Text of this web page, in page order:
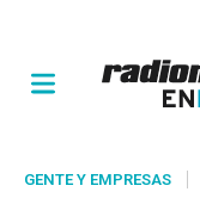
GENTE Y EMPRESAS